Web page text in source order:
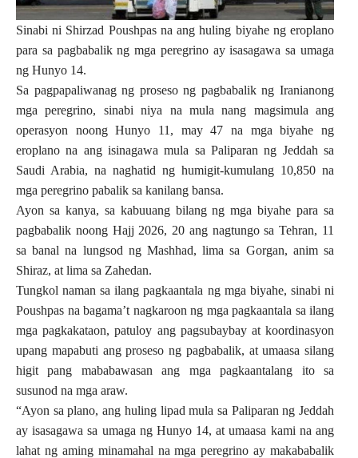
Sinabi ni Shirzad Poushpas na ang huling biyahe ng eroplano
para sa pagbabalik ng mga peregrino ay isasagawa sa umaga
ng Hunyo 14.
Sa pagpapaliwanag ng proseso ng pagbabalik ng Iranianong
mga peregrino, sinabi niya na mula nang magsimula ang
operasyon noong Hunyo 11, may 47 na mga biyahe ng
eroplano na ang isinagawa mula sa Paliparan ng Jeddah sa
Saudi Arabia, na naghatid ng humigit-kumulang 10,850 na
mga peregrino pabalik sa kanilang bansa.
Ayon sa kanya, sa kabuuang bilang ng mga biyahe para sa
pagbabalik noong Hajj 2026, 20 ang nagtungo sa Tehran, 11
sa banal na lungsod ng Mashhad, lima sa Gorgan, anim sa
Shiraz, at lima sa Zahedan.
Tungkol naman sa ilang pagkaantala ng mga biyahe, sinabi ni
Poushpas na bagama’t nagkaroon ng mga pagkaantala sa ilang
mga pagkakataon, patuloy ang pagsubaybay at koordinasyon
upang mapabuti ang proseso ng pagbabalik, at umaasa silang
higit pang mababawasan ang mga pagkaantalang ito sa
susunod na mga araw.
“Ayon sa plano, ang huling lipad mula sa Paliparan ng Jeddah
ay isasagawa sa umaga ng Hunyo 14, at umaasa kami na ang
lahat ng aming minamahal na mga peregrino ay makababalik